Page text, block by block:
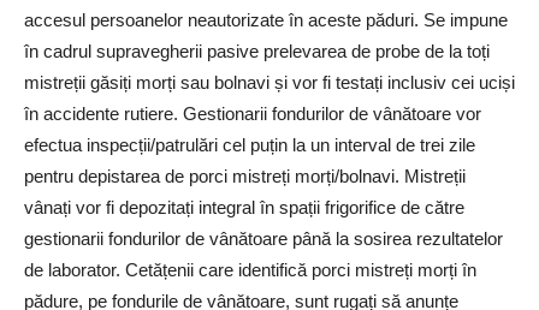
accesul persoanelor neautorizate în aceste păduri. Se impune
în cadrul supravegherii pasive prelevarea de probe de la toți
mistreții găsiți morți sau bolnavi și vor fi testați inclusiv cei uciși
în accidente rutiere. Gestionarii fondurilor de vânătoare vor
efectua inspecții/patrulări cel puțin la un interval de trei zile
pentru depistarea de porci mistreți morți/bolnavi. Mistreții
vânați vor fi depozitați integral în spații frigorifice de către
gestionarii fondurilor de vânătoare până la sosirea rezultatelor
de laborator. Cetățenii care identifică porci mistreți morți în
pădure, pe fondurile de vânătoare, sunt rugați să anunțe